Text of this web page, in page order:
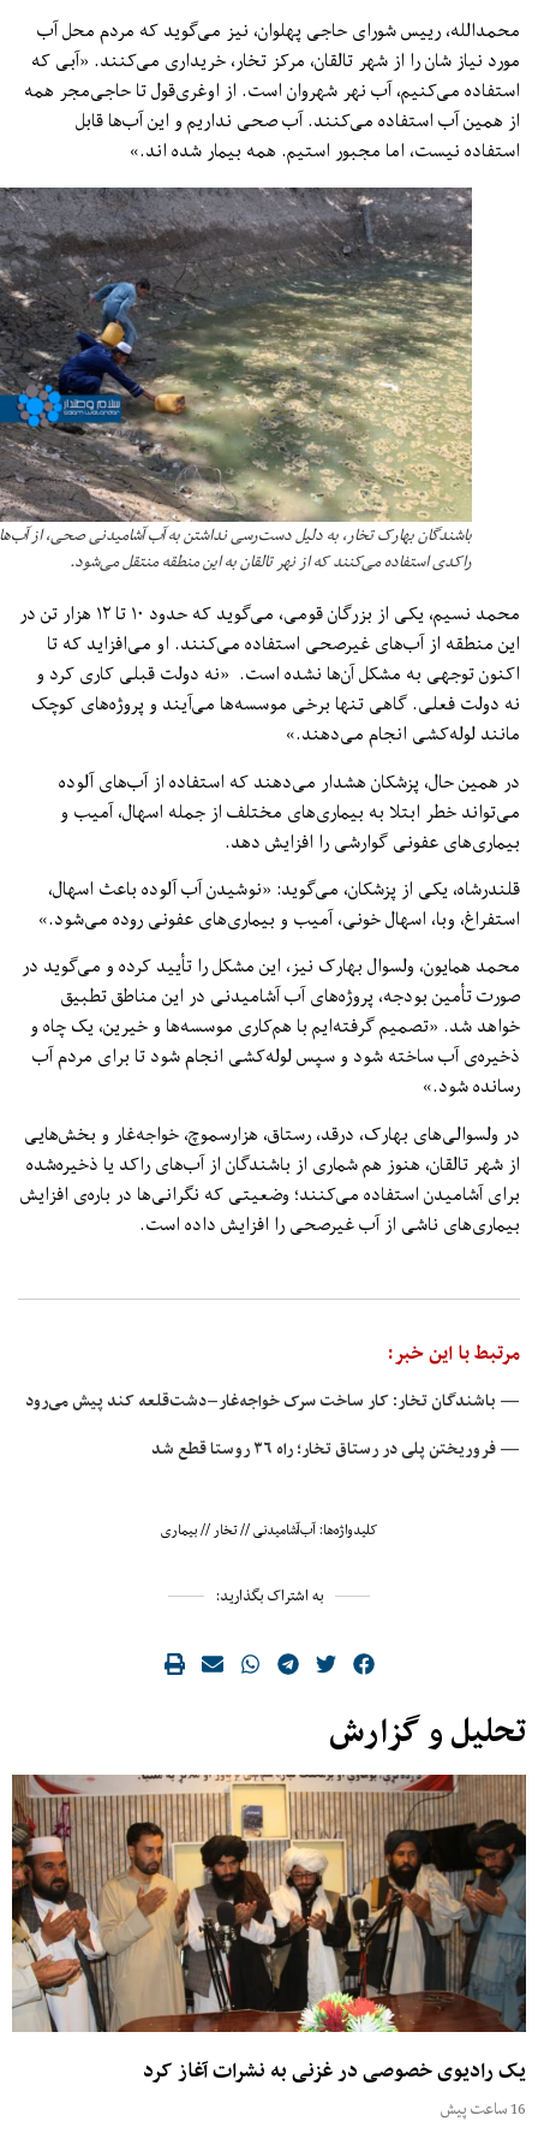
رییس شورای حاجی پهلوان، نیز می‌گوید که مردم محل آب
نیاز شان را از شهر تالقان، مرکز تخار، خریداری می‌کنند. «آبی که
می‌کنیم، آب نهر شهروان است. از اوغری‌قول تا حاجی‌مجر همه
همین آب استفاده می‌کنند. آب صحی نداریم و این آب‌ها قابل
نیست، اما مجبور استیم. همه بیمار شده ‌اند.»
باشندگان بهارک تخار، به دلیل دست‌رسی نداشتن به آب آشامیدنی صحی، از آب‌های
راکدی استفاده می‌کنند که از نهر تالقان به این منطقه منتقل می‌شود.
محمد نسیم، یکی از بزرگان قومی، می‌گوید که حدود ۱۰ تا ۱۲ هزار تن در
منطقه از آب‌های غیرصحی استفاده می‌کنند. او می‌افزاید که تا
توجهی به مشکل آن‌ها نشده است. «نه دولت قبلی کاری کرد و
دولت فعلی. گاهی تنها برخی موسسه‌ها می‌آیند و پروژه‌های کوچک
لوله‌کشی انجام می‌دهند.»
همین حال، پزشکان هشدار می‌دهند که استفاده از آب‌های آلوده
خطر ابتلا به بیماری‌های مختلف از جمله اسهال، آمیب و
عفونی گوارشی را افزایش دهد.
یکی از پزشکان، می‌گوید: «نوشیدن آب آلوده باعث اسهال،
وبا، اسهال خونی، آمیب و بیماری‌های عفونی روده می‌شود.»
همایون، ولسوال بهارک نیز، این مشکل را تأیید کرده و می‌گوید در
تأمین بودجه، پروژه‌های آب آشامیدنی در این مناطق تطبیق
شد. «تصمیم گرفته‌ایم با هم‌کاری موسسه‌ها و خیرین، یک چاه و
آب ساخته شود و سپس لوله‌کشی انجام شود تا برای مردم آب
شود.»
ولسوالی‌های بهارک، درقد، رستاق، هزارسموچ، خواجه‌غار و بخش‌هایی
شهر تالقان، هنوز هم شماری از باشندگان از آب‌های راکد یا ذخیره‌شده
آشامیدن استفاده می‌کنند؛ وضعیتی که نگرانی‌ها در باره‌ی افزایش
ناشی از آب غیرصحی را افزایش داده است.
با این خبر:
تخار: کار ساخت سرک خواجه‌غار–دشت‌قلعه کند پیش می‌رود
پلی در رستاق تخار؛ راه ۳۶ روستا قطع شد
کلیدواژه‌ها:آب‌آشامیدنی//تخار//بیماری
به اشتراک بگذارید:
و گزارش
رادیوی خصوصی در غزنی به نشرات آغاز کرد